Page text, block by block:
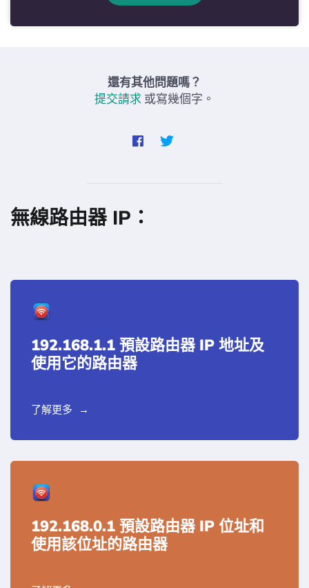
還有其他問題嗎？
提交請求 或寫幾個字。
無線路由器 IP：
192.168.1.1 預設路由器 IP 地址及
使用它的路由器
了解更多
192.168.0.1 預設路由器 IP 位址和
使用該位址的路由器